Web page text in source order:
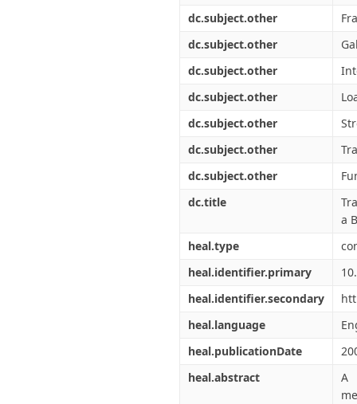
dc.subject.other
dc.subject.other
dc.subject.other
dc.subject.other
dc.subject.other
dc.subject.other
dc.subject.other
dc.title
a
heal.type
heal.identifier.primary
heal.identifier.secondary
heal.language
heal.publicationDate
heal.abstract
A